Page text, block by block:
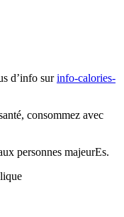
d’info surinfo-calories-
consommez avec
personnes majeurEs.